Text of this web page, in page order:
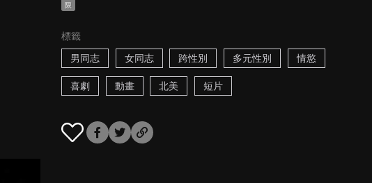
限
標籤
男同志
女同志 跨性別 多元性別 情慾
喜劇 動畫 北美 短片